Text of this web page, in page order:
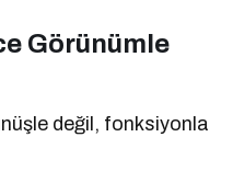
Görünümle
değil, fonksiyonla